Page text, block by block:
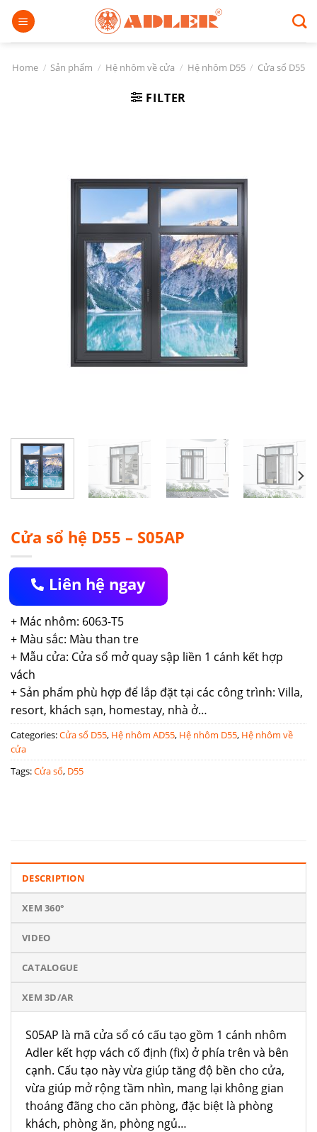
Chuyển
đến
nội
dungHome / Sản phẩm / Hệ nhôm về cửa / Hệ nhôm D55 / Cửa sổ D55
FILTER
Cửa sổ hệ D55 – S05AP
Liên hệ ngay
+ Mác nhôm: 6063-T5
+ Màu sắc: Màu than tre
+ Mẫu cửa: Cửa sổ mở quay sập liền 1 cánh kết hợp
vách
+ Sản phẩm phù hợp để lắp đặt tại các công trình: Villa,
resort, khách sạn, homestay, nhà ở…
Categories:Cửa sổ D55, Hệ nhôm AD55, Hệ nhôm D55, Hệ nhôm về
cửa
Tags:Cửa sổ, D55
DESCRIPTION
XEM 360°
VIDEO
CATALOGUE
XEM 3D/AR
S05AP là mã cửa sổ có cấu tạo gồm 1 cánh nhôm
Adler kết hợp vách cố định (fix) ở phía trên và bên
cạnh. Cấu tạo này vừa giúp tăng độ bền cho cửa,
vừa giúp mở rộng tầm nhìn, mang lại không gian
thoáng đãng cho căn phòng, đặc biệt là phòng
khách, phòng ăn, phòng ngủ…